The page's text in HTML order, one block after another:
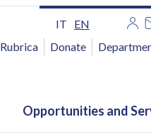
IT EN
Rubrica Donate
Opportunities and